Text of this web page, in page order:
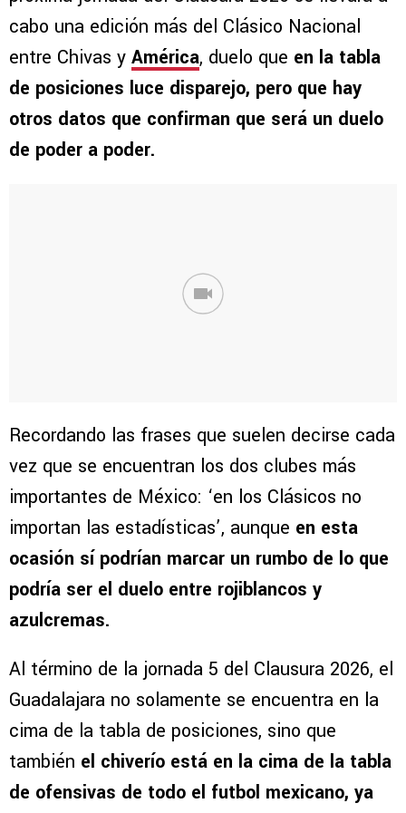
cabo una edición más del Clásico Nacional
entre Chivas y América, duelo que en la tabla
de posiciones luce disparejo, pero que hay
otros datos que confirman que será un duelo
de poder a poder.
Recordando las frases que suelen decirse cada
vez que se encuentran los dos clubes más
importantes de México: ‘en los Clásicos no
importan las estadísticas’, aunque en esta
ocasión sí podrían marcar un rumbo de lo que
podría ser el duelo entre rojiblancos y
azulcremas.
Al término de la jornada 5 del Clausura 2026, el
Guadalajara no solamente se encuentra en la
cima de la tabla de posiciones, sino que
también el chiverío está en la cima de la tabla
de ofensivas de todo el futbol mexicano, ya